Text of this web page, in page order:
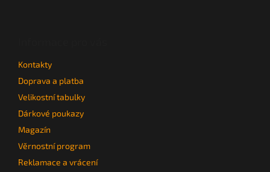
Kontakty
Doprava a platba
Velikostní tabulky
Dárkové poukazy
Magazín
Věrnostní program
Reklamace a vrácení